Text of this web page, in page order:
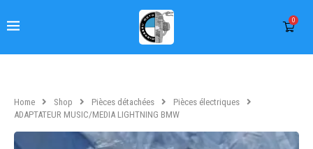
0
Home Shop Pièces détachées
Pièces électriques
ADAPTATEUR MUSIC/MEDIA LIGHTNING BMW